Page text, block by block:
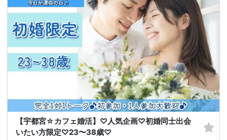
【宇都宮☆カフェ婚活】♡人気企画♡初婚同士出会
いたい方限定♡23〜38歳♡